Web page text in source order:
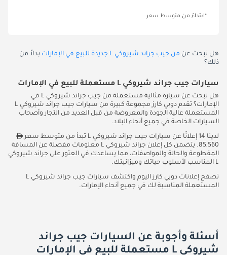
*ابتداءً من متوسط سعر
هل تبحث عن من جيب جراند شيروكي L جديدة للبيع في الإمارات
بدلاً من
ذلك؟
سيارات جيب جراند شيروكي L مستعملة للبيع في الإمارات
هل تبحث عن سيارة مثالية مستعملة من جيب جراند شيروكي L في
الإمارات؟ تقدم دوبي كارز مجموعة كبيرة من سيارات جيب جراند شيروكي L
المستعملة عالية الجودة والمعروضة من قبل العديد من التجار وأصحاب
السيارات الخاصة في جميع أنحاء البلاد.
لدينا 14 إعلانًا عن سيارات جيب جراند شيروكي L تبدأ من متوسط سعر
85,560. يتضمن كل إعلان جراند شيروكي L معلومات مفصلة عن المسافة
المقطوعة والحالة والمواصفات، مما يساعدك في العثور على جراند شيروكي
L المناسب لأسلوب حياتك وميزانيتك.
تصفح إعلانات دوبي كارز اليوم واكتشف سيارات جيب جراند شيروكي L
المستعملة المناسبة لك في جميع أنحاء الإمارات.
أسئلة وأجوبة عن السيارات جيب جراند
شيروكي L مستعملة للبيع في الإمارات